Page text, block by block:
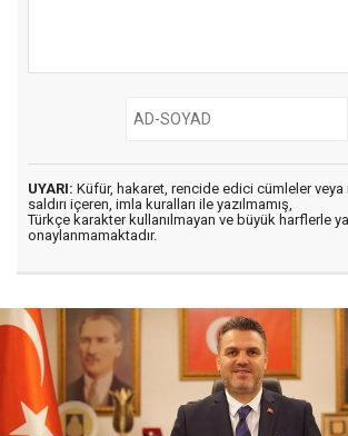
UYARI: Küfür, hakaret, rencide edici cümleler veya
saldırı içeren, imla kuralları ile yazılmamış,
Türkçe karakter kullanılmayan ve büyük harflerle
onaylanmamaktadır.